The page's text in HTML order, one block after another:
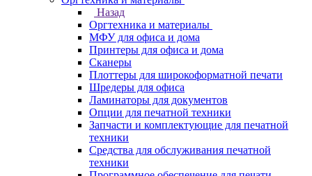
Назад
Оргтехника и материалы
МФУ для офиса и дома
Принтеры для офиса и дома
Сканеры
Плоттеры для широкоформатной печати
Шредеры для офиса
Ламинаторы для документов
Опции для печатной техники
Запчасти и комплектующие для печатной
техники
Средства для обслуживания печатной
техники